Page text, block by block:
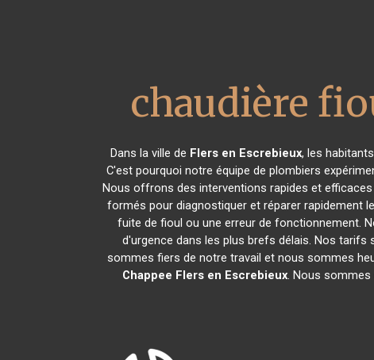
chaudière
Dans la ville de Flers en Escrebieux, les
C'est pourquoi notre équipe de plombiers
Nous offrons des interventions rapides et
formés pour diagnostiquer et réparer rapidement
fuite de fioul ou une erreur de fonctionnement.
d'urgence dans les plus brefs délais. Nos
sommes fiers de notre travail et nous sommes
Chappee Flers en Escrebieux. Nous